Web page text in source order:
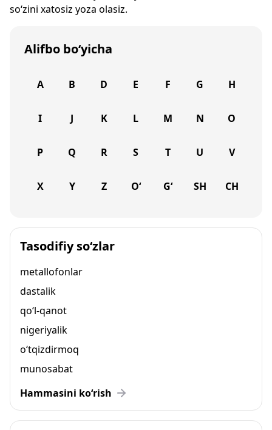
so‘zini xatosiz yoza olasiz.
Alifbo bo‘yicha
A B D E F G H
I J K L M N O
P Q R S T U V
X Y Z O‘ G‘ SH CH
Tasodifiy so‘zlar
metallofonlar
dastalik
qo‘l-qanot
nigeriyalik
o‘tqizdirmoq
munosabat
Hammasini ko‘rish